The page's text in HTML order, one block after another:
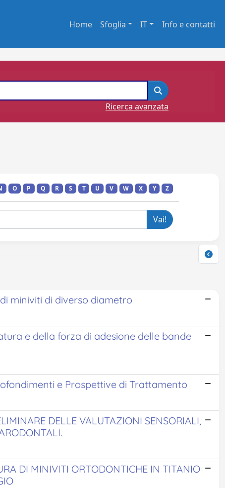
Home Sfoglia IT Info e contatti
Ricerca avanzata
O P Q R S T U V W X Y Z
miniviti di diverso diametro
e della forza di adesione delle bande
e Prospettive di Trattamento
DELLE VALUTAZIONI SENSORIALI,
DI MINIVITI ORTODONTICHE IN TITANIO